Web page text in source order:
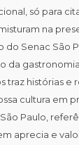
só para
na
do Senac São
da
traz histórias e
cultura em
Paulo,
aprecia e